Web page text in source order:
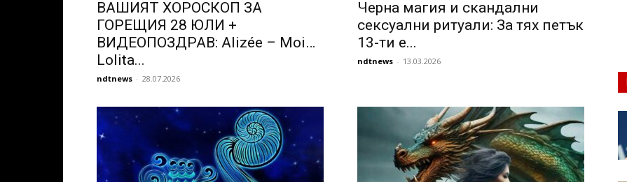
ВАШИЯТ ХОРОСКОП ЗА
ГОРЕЩИЯ 28 ЮЛИ +
ВИДЕОПОЗДРАВ: Alizée – Moi…
Lolita...
ndtnews - 28.07.2026
Черна магия и скандални
сексуални ритуали: За тях петък
13-ти е...
ndtnews - 13.03.2026